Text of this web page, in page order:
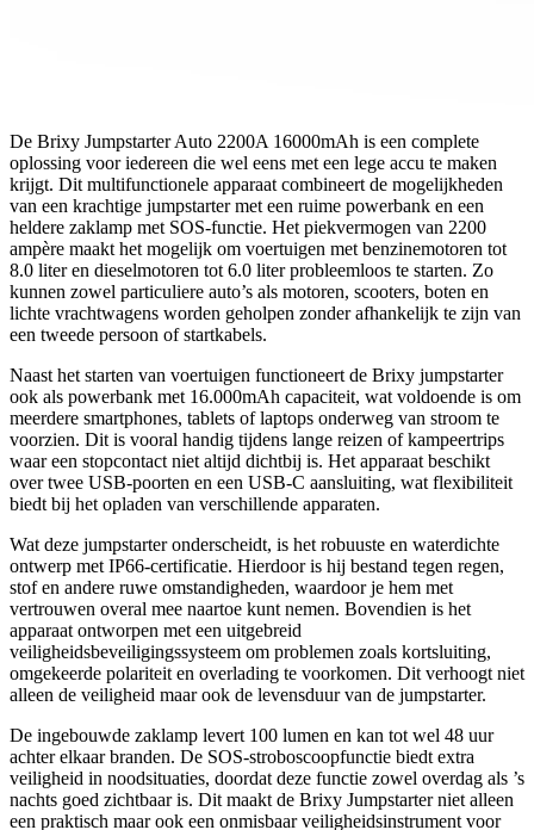
De Brixy Jumpstarter Auto 2200A 16000mAh is een complete
oplossing voor iedereen die wel eens met een lege accu te maken
krijgt. Dit multifunctionele apparaat combineert de mogelijkheden
van een krachtige jumpstarter met een ruime powerbank en een
heldere zaklamp met SOS-functie. Het piekvermogen van 2200
ampère maakt het mogelijk om voertuigen met benzinemotoren tot
8.0 liter en dieselmotoren tot 6.0 liter probleemloos te starten. Zo
kunnen zowel particuliere auto’s als motoren, scooters, boten en
lichte vrachtwagens worden geholpen zonder afhankelijk te zijn van
een tweede persoon of startkabels.
Naast het starten van voertuigen functioneert de Brixy jumpstarter
ook als powerbank met 16.000mAh capaciteit, wat voldoende is om
meerdere smartphones, tablets of laptops onderweg van stroom te
voorzien. Dit is vooral handig tijdens lange reizen of kampeertrips
waar een stopcontact niet altijd dichtbij is. Het apparaat beschikt
over twee USB-poorten en een USB-C aansluiting, wat flexibiliteit
biedt bij het opladen van verschillende apparaten.
Wat deze jumpstarter onderscheidt, is het robuuste en waterdichte
ontwerp met IP66-certificatie. Hierdoor is hij bestand tegen regen,
stof en andere ruwe omstandigheden, waardoor je hem met
vertrouwen overal mee naartoe kunt nemen. Bovendien is het
apparaat ontworpen met een uitgebreid
veiligheidsbeveiligingssysteem om problemen zoals kortsluiting,
omgekeerde polariteit en overlading te voorkomen. Dit verhoogt niet
alleen de veiligheid maar ook de levensduur van de jumpstarter.
De ingebouwde zaklamp levert 100 lumen en kan tot wel 48 uur
achter elkaar branden. De SOS-stroboscoopfunctie biedt extra
veiligheid in noodsituaties, doordat deze functie zowel overdag als ’s
nachts goed zichtbaar is. Dit maakt de Brixy Jumpstarter niet alleen
een praktisch maar ook een onmisbaar veiligheidsinstrument voor